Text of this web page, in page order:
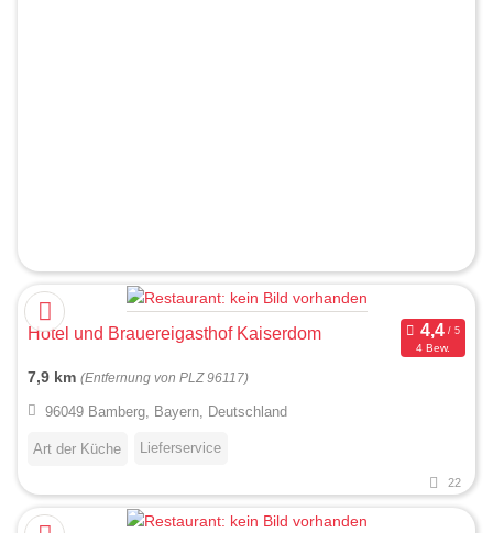
Hotel und Brauereigasthof Kaiserdom
4 Bew.
7,9 km (Entfernung von PLZ 96117)
96049 Bamberg, Bayern, Deutschland
Art der Küche Lieferservice
22